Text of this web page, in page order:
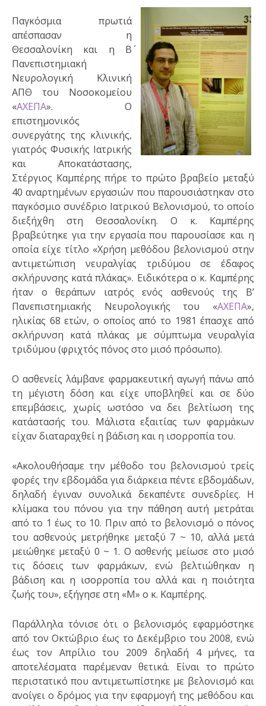
Παγκόσμια πρωτιά
απέσπασαν η
Θεσσαλονίκη και η Β΄
Πανεπιστημιακή
Νευρολογική Κλινική
ΑΠΘ του Νοσοκομείου
«ΑΧΕΠΑ». Ο
επιστημονικός
συνεργάτης της κλινικής,
γιατρός Φυσικής Ιατρικής
και Αποκατάστασης,
Στέργιος Καμπέρης πήρε το πρώτο βραβείο μεταξύ
40 αναρτημένων εργασιών που παρουσιάστηκαν στο
παγκόσμιο συνέδριο Ιατρικού Βελονισμού, το οποίο
διεξήχθη στη Θεσσαλονίκη. Ο κ. Καμπέρης
βραβεύτηκε για την εργασία που παρουσίασε και η
οποία είχε τίτλο «Χρήση μεθόδου βελονισμού στην
αντιμετώπιση νευραλγίας τριδύμου σε έδαφος
σκλήρυνσης κατά πλάκας». Ειδικότερα ο κ. Καμπέρης
ήταν ο θεράπων ιατρός ενός ασθενούς της Β’
Πανεπιστημιακής Νευρολογικής του «ΑΧΕΠΑ»,
ηλικίας 68 ετών, ο οποίος από το 1981 έπασχε από
σκλήρυνση κατά πλάκας με σύμπτωμα νευραλγία
τριδύμου (φριχτός πόνος στο μισό πρόσωπο).
Ο ασθενείς λάμβανε φαρμακευτική αγωγή πάνω από
τη μέγιστη δόση και είχε υποβληθεί και σε δύο
επεμβάσεις, χωρίς ωστόσο να δει βελτίωση της
κατάστασής του. Μάλιστα εξαιτίας των φαρμάκων
είχαν διαταραχθεί η βάδιση και η ισορροπία του.
«Ακολουθήσαμε την μέθοδο του βελονισμού τρείς
φορές την εβδομάδα για διάρκεια πέντε εβδομάδων,
δηλαδή έγιναν συνολικά δεκαπέντε συνεδρίες. Η
κλίμακα του πόνου για την πάθηση αυτή μετράται
από το 1 έως το 10. Πριν από το βελονισμό ο πόνος
του ασθενούς μετρήθηκε μεταξύ 7 ~ 10, αλλά μετά
μειώθηκε μεταξύ 0 ~ 1. Ο ασθενής μείωσε στο μισό
τις δόσεις των φαρμάκων, ενώ βελτιώθηκαν η
βάδιση και η ισορροπία του αλλά και η ποιότητα
ζωής του», εξήγησε στη «Μ» ο κ. Καμπέρης.
Παράλληλα τόνισε ότι ο βελονισμός εφαρμόστηκε
από τον Οκτώβριο έως το Δεκέμβριο του 2008, ενώ
έως τον Απρίλιο του 2009 δηλαδή 4 μήνες, τα
αποτελέσματα παρέμεναν θετικά. Είναι το πρώτο
περιστατικό που αντιμετωπίστηκε με βελονισμό και
ανοίγει ο δρόμος για την εφαρμογή της μεθόδου και